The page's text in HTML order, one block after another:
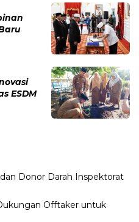
ESDM
Donor Darah Inspektorat
Offtaker untuk